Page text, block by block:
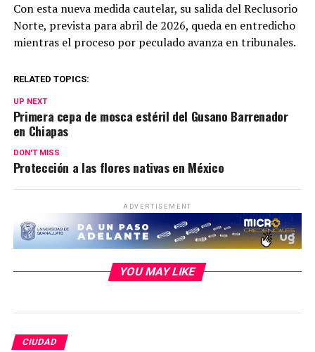
Con esta nueva medida cautelar, su salida del Reclusorio
Norte, prevista para abril de 2026, queda en entredicho
mientras el proceso por peculado avanza en tribunales.
RELATED TOPICS:
UP NEXT
Primera cepa de mosca estéril del Gusano Barrenador
en Chiapas
DON'T MISS
Protección a las flores nativas en México
ADVERTISEMENT
YOU MAY LIKE
CIUDAD